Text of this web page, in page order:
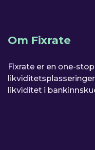
Om Fixrate
Fixrate er en one-
likviditet i